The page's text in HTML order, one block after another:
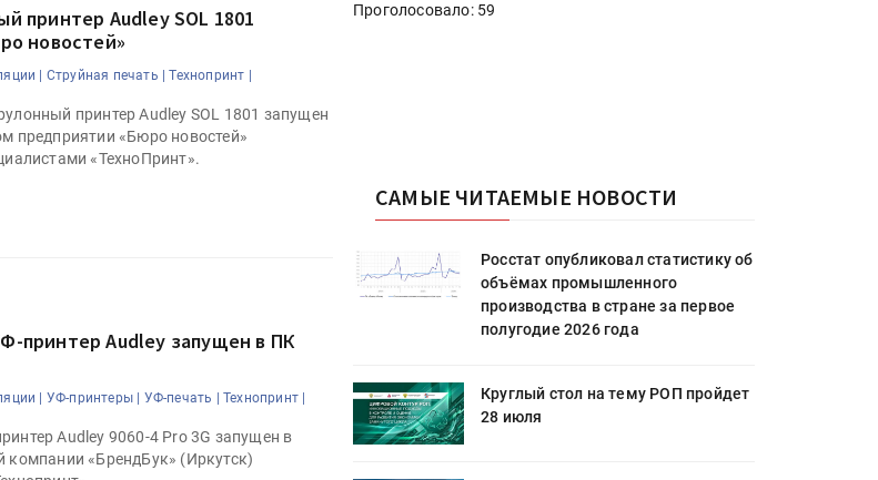
принтер Audley SOL 1801
новостей»
| Струйная печать | Технопринт |
принтер Audley SOL 1801 запущен
предприятии «Бюро новостей»
«ТехноПринт».
принтер Audley запущен в ПК
| УФ-принтеры | УФ-печать | Технопринт |
Audley 9060-4 Pro 3G запущен в
компании «БрендБук» (Иркутск)
Проголосовало: 59
САМЫЕ ЧИТАЕМЫЕ НОВОСТИ
Круглый стол на тему РОП пройдет
Росстат опубликовал статистику об
объёмах промышленного
производства в стране за первое
полугодие 2026 года
Круглый стол на тему РОП пройдет
28 июля